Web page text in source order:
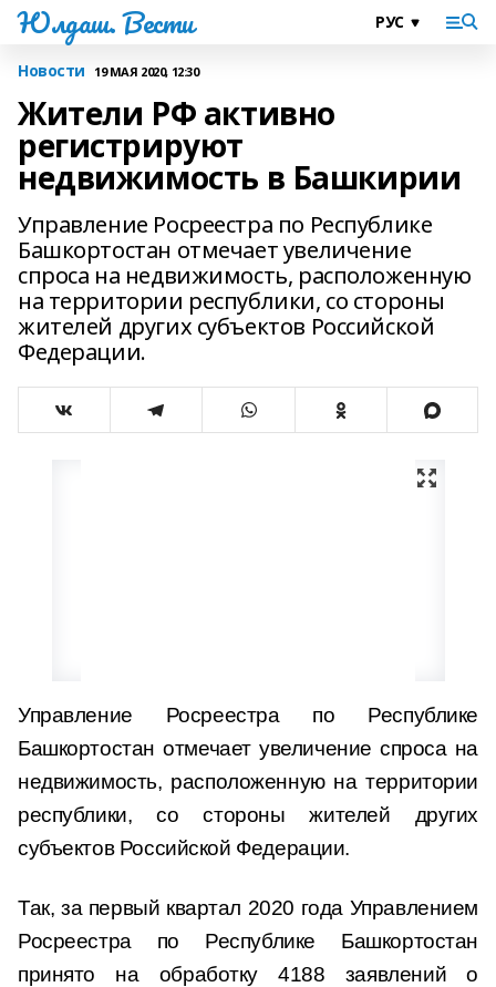
Юлдаш. Вести
Новости 19 МАЯ 2020, 12:30
Жители РФ активно
регистрируют
недвижимость в Башкирии
Управление Росреестра по Республике
Башкортостан отмечает увеличение
спроса на недвижимость, расположенную
на территории республики, со стороны
жителей других субъектов Российской
Федерации.
Управление Росреестра по Республике
Башкортостан отмечает увеличение спроса на
недвижимость, расположенную на территории
республики, со стороны жителей других
субъектов Российской Федерации.
Так, за первый квартал 2020 года Управлением
Росреестра по Республике Башкортостан
принято на обработку 4188 заявлений о